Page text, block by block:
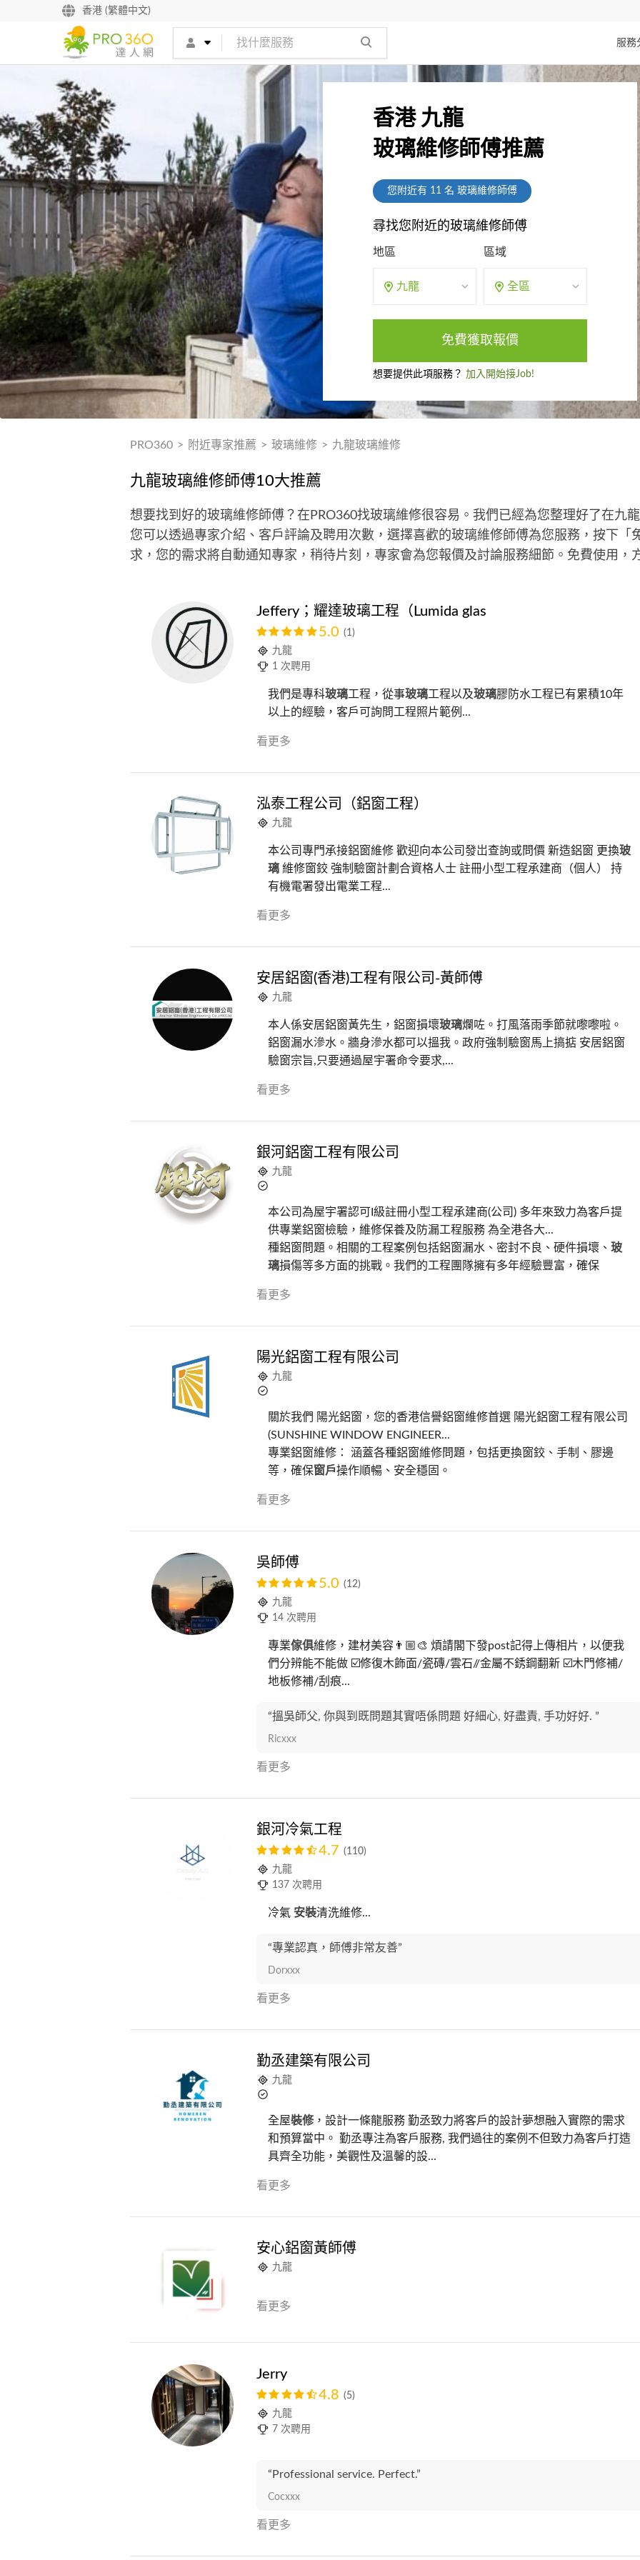
香港 (繁體中文)
服務
香港 九龍
玻璃維修師傅推薦
您附近有 11名 玻璃維修師傅
尋找您附近的玻璃維修師傅
地區
九龍
區域
全區
免費獲取報價
想要提供此項服務？ 加入開始接Job!
PRO360 > 附近專家推薦 > 玻璃維修 > 九龍玻璃維修
九龍玻璃維修師傅10大推薦
想要找到好的玻璃維修師傅？在PRO360找玻璃維修很容易。我們已經為您整理好了在九
您可以透過專家介紹、客戶評論及聘用次數，選擇喜歡的玻璃維修師傅為您服務，按下「
求，您的需求將自動通知專家，稍待片刻，專家會為您報價及討論服務細節。免費使用，
Jeffery；耀達玻璃工程（Lumida glas
5.0 (1)
九龍
1 次聘用
我們是專科玻璃工程，從事玻璃工程以及玻璃膠防水工程已有累積10年
以上的經驗，客戶可詢問工程照片範例...
看更多
泓泰工程公司（鋁窗工程）
九龍
本公司專門承接鋁窗維修 歡迎向本公司發岀查詢或問價 新造鋁窗 更換玻
璃維修窗鉸 強制驗窗計劃合資格人士 註冊小型工程承建商（個人） 持
有機電署發出電業工程...
看更多
安居鋁窗(香港)工程有限公司-黃師傅
九龍
本人係安居鋁窗黃先生，鋁窗損壞玻璃爛咗。打風落雨季節就嚟嚟啦。
鋁窗漏水滲水。牆身滲水都可以搵我。政府強制驗窗馬上搞掂 安居鋁窗
驗窗宗旨,只要通過屋宇署命令要求,...
看更多
銀河鋁窗工程有限公司
九龍
本公司為屋宇署認可I級註冊小型工程承建商(公司) 多年來致力為客戶提
供專業鋁窗檢驗，維修保養及防漏工程服務 為全港各大...
種鋁窗問題。相關的工程案例包括鋁窗漏水、密封不良、硬件損壞、 玻
璃損傷等多方面的挑戰。我們的工程團隊擁有多年經驗豐富，確保
看更多
陽光鋁窗工程有限公司
九龍
關於我們 陽光鋁窗，您的香港信譽鋁窗維修首選 陽光鋁窗工程有限公司
(SUNSHINE WINDOW ENGINEER...
專業鋁窗維修： 涵蓋各種鋁窗維修問題，包括更換窗鉸、手制、膠邊
等，確保窗戶操作順暢、安全穩固。
看更多
吳師傅
5.0 (12)
九龍
14 次聘用
專業傢俱維修，建材美容👨🏼‍🎨 煩請閣下發post記得上傳相片，以便我
們分辨能不能做 ☑️修復木飾面/瓷磚/雲石//金屬不銹鋼翻新 ☑️木門修補/
地板修補/刮痕...
“搵吳師父, 你與到既問題其實唔係問題 好細心, 好盡責, 手功好好. ”
Ricxxx
看更多
銀河冷氣工程
4.7 (110)
九龍
137 次聘用
冷氣 安裝清洗維修...
“專業認真，師傅非常友善”
Dorxxx
看更多
勤丞建築有限公司
九龍
全屋裝修，設計一條龍服務 勤丞致力將客戶的設計夢想融入實際的需求
和預算當中。 勤丞專注為客戶服務, 我們過往的案例不但致力為客戶打造
具齊全功能，美觀性及溫馨的設...
看更多
安心鋁窗黃師傅
九龍
看更多
Jerry
4.8 (5)
九龍
7 次聘用
“Professional service. Perfect.”
Cocxxx
看更多